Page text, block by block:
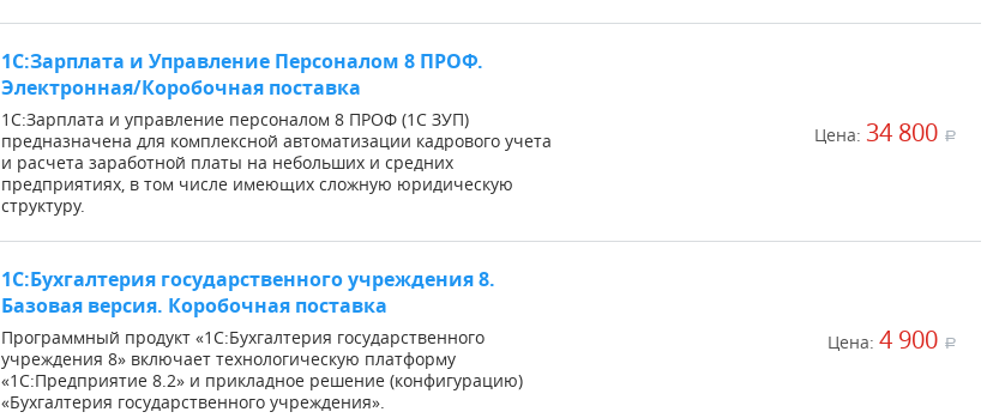
1С:Зарплата и Управление Персоналом 8 ПРОФ.
Электронная/Коробочная поставка
1С:Зарплата и управление персоналом 8 ПРОФ (1С ЗУП)
предназначена для комплексной автоматизации кадрового учета
и расчета заработной платы на небольших и средних
предприятиях, в том числе имеющих сложную юридическую
структуру.
Цена: 34 800 a
1С:Бухгалтерия государственного учреждения 8.
Базовая версия. Коробочная поставка
Программный продукт «1С:Бухгалтерия государственного
учреждения 8» включает технологическую платформу
«1С:Предприятие 8.2» и прикладное решение (конфигурацию)
«Бухгалтерия государственного учреждения».
Цена: 4 900 a